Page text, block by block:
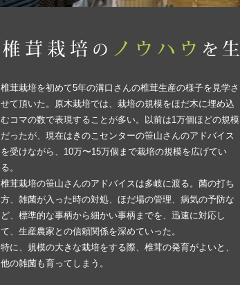
椎茸栽培を初めて5年の溝口さんの椎茸生産の様子を見学さ
せて頂いた。原木栽培では、栽培の規模をほだ木に埋め込
むコマの数で表現することが多い。以前は1万個ほどの規模
だったが、現在はきのこセンターの笹山さんのアドバイス
を受けながら、10万〜15万個まで栽培の規模を広げてい
る。
椎茸栽培の笹山さんのアドバイスは多岐に渡る。菌の打ち
方、雑菌が入った時の対処、ほだ場の管理、病気の予防な
ど、標準的な事柄から細かい事柄までを、迅速に対応し
て、生産農家との信頼関係を深めていった。
特に、規模の大きな栽培をする際、椎茸の発育がよいと、
他の雑菌も育ってしまう。